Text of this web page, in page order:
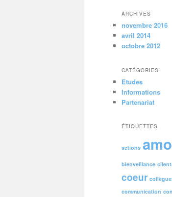
ARCHIVES
novembre 2016
avril 2014
octobre 2012
CATÉGORIES
Etudes
Informations
Partenariat
ÉTIQUETTES
actions
bienveillance
coeur
communication